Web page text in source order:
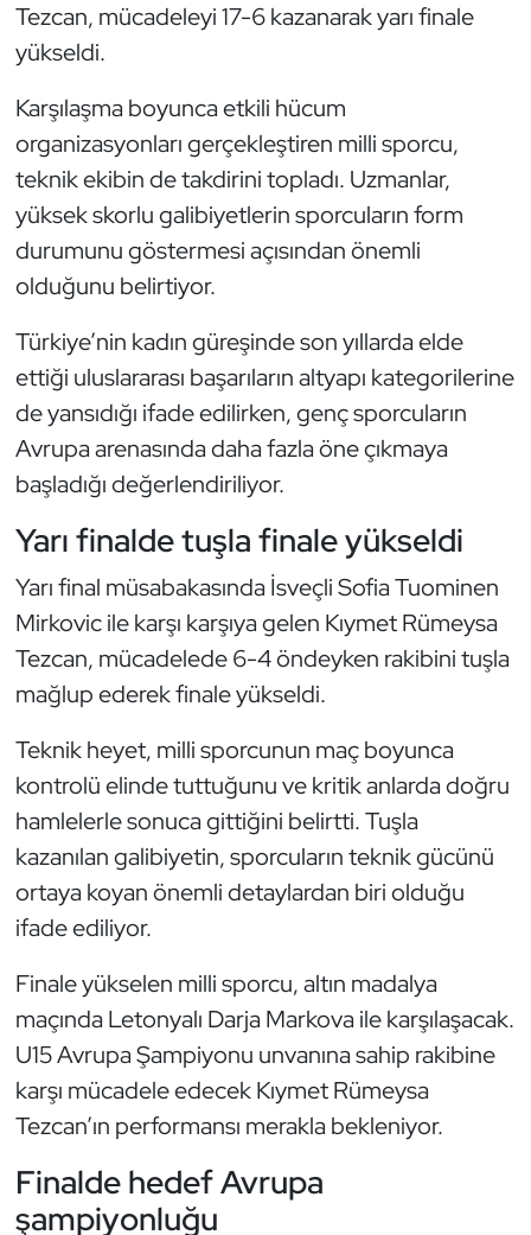
Tezcan, mücadeleyi 17-6 kazanarak yarı finale
yükseldi.
Karşılaşma boyunca etkili hücum
organizasyonları gerçekleştiren milli sporcu,
teknik ekibin de takdirini topladı. Uzmanlar,
yüksek skorlu galibiyetlerin sporcuların form
durumunu göstermesi açısından önemli
olduğunu belirtiyor.
Türkiye’nin kadın güreşinde son yıllarda elde
ettiği uluslararası başarıların altyapı kategorilerine
de yansıdığı ifade edilirken, genç sporcuların
Avrupa arenasında daha fazla öne çıkmaya
başladığı değerlendiriliyor.
Yarı finalde tuşla finale yükseldi
Yarı final müsabakasında İsveçli Sofia Tuominen
Mirkovic ile karşı karşıya gelen Kıymet Rümeysa
Tezcan, mücadelede 6-4 öndeyken rakibini tuşla
mağlup ederek finale yükseldi.
Teknik heyet, milli sporcunun maç boyunca
kontrolü elinde tuttuğunu ve kritik anlarda doğru
hamlelerle sonuca gittiğini belirtti. Tuşla
kazanılan galibiyetin, sporcuların teknik gücünü
ortaya koyan önemli detaylardan biri olduğu
ifade ediliyor.
Finale yükselen milli sporcu, altın madalya
maçında Letonyalı Darja Markova ile karşılaşacak.
U15 Avrupa Şampiyonu unvanına sahip rakibine
karşı mücadele edecek Kıymet Rümeysa
Tezcan’ın performansı merakla bekleniyor.
Finalde hedef Avrupa
şampiyonluğu
Muay Thai
Optimist
Oryantiring
Özel Sporcular
Paralimpik
Ragbi
Satranç
Tekvando
Tenis
Triatlon
Voleybol
Vücut Geliştirme Fitness
Wushu Kungfu
Yelken
Yüzme